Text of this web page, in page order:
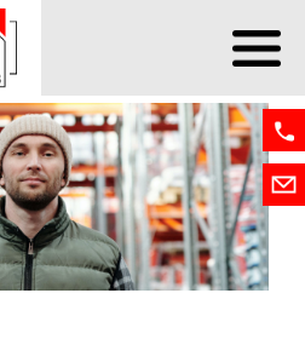
Über uns
Kontakt
Login
Suche